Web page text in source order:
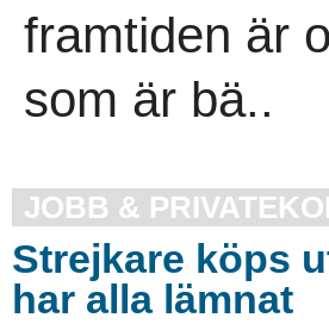
framtiden är
som är bä..
JOBB &
Strejkare köps
har alla lämnat